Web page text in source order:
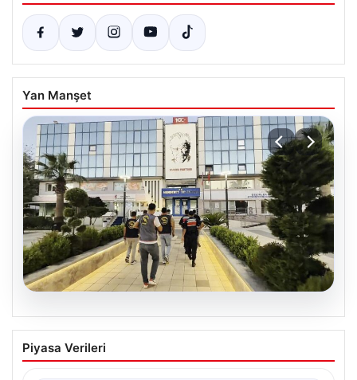
Yan Manşet
Menderes Belediyesi soruşturması.
Firari başkan yardımcısı yakalandı
Piyasa Verileri